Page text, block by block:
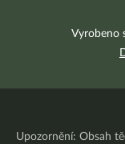
Vyrobeno
Upozornění: Obsah